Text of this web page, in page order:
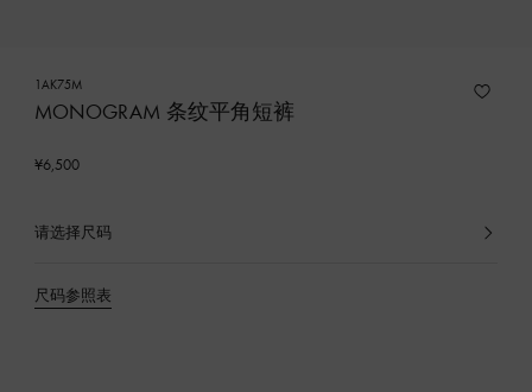
1AK75M
MONOGRAM 条纹平角短裤
¥6,500
请选择尺码
已
品
尺码参照表